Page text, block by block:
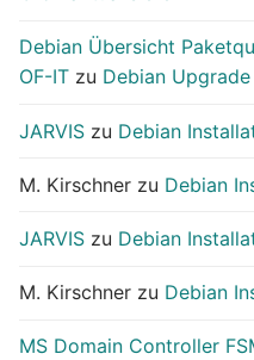
Debian Übersicht
OF-IT zu Debian
JARVIS zu Debian
M. Kirschner zu Debian
JARVIS zu Debian
M. Kirschner zu Debian
MS Domain Controller